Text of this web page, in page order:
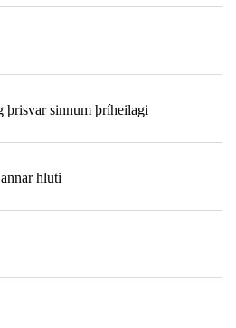
þrisvar sinnum þríheilagi
hluti